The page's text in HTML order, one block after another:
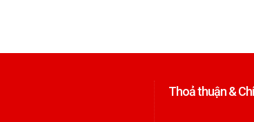
Thoả thuận &